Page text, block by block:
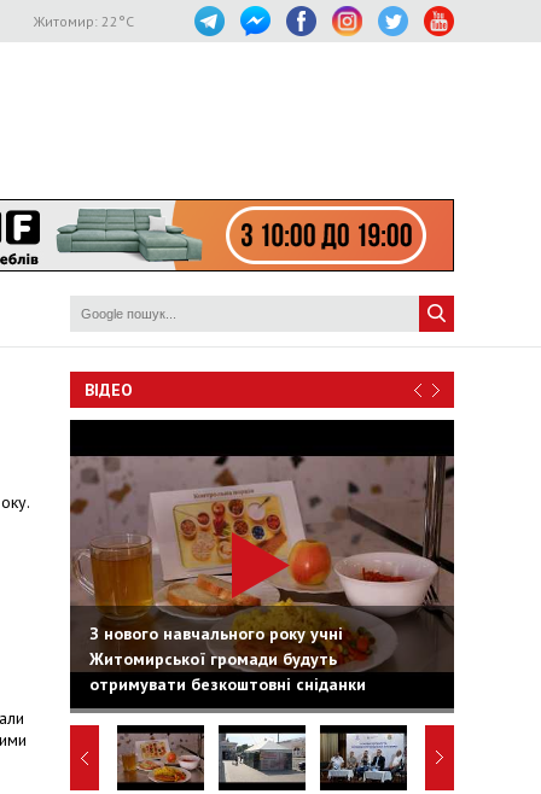
Житомир: 22 °C
ВІДЕО
З нового навчального року учні
Житомирської громади будуть
отримувати безкоштовні сніданки